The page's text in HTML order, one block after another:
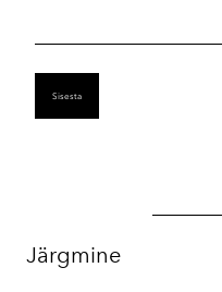
Järgmine